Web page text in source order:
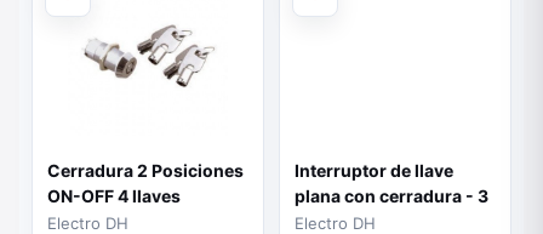
Cerradura 2 Posiciones
ON-OFF 4 llaves
Electro DH
Interruptor de llave
plana con cerradura - 3
posiciones OFF-ON-ON
Electro DH